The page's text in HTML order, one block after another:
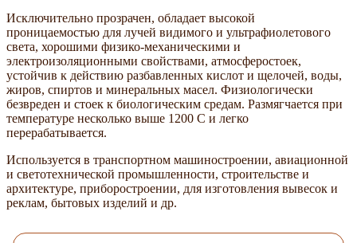
Исключительно прозрачен, обладает высокой
проницаемостью для лучей видимого и ультрафиолетового
света, хорошими физико-механическими и
электроизоляционными свойствами, атмосферостоек,
устойчив к действию разбавленных кислот и щелочей, воды,
жиров, спиртов и минеральных масел. Физиологически
безвреден и стоек к биологическим средам. Размягчается при
температуре несколько выше 1200 С и легко
перерабатывается.
Используется в транспортном машиностроении, авиационной
и светотехнической промышленности, строительстве и
архитектуре, приборостроении, для изготовления вывесок и
реклам, бытовых изделий и др.